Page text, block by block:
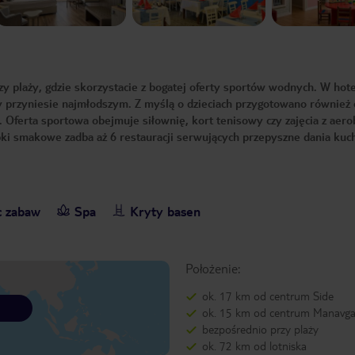
plaży, gdzie skorzystacie z bogatej oferty sportów wodnych. W
najmłodszym. Z myślą o dzieciach przygotowano również
sportowa obejmuje siłownię, kort tenisowy czy zajęcia z
smakowe zadba aż 6 restauracji serwujących przepyszne dania
zabaw Spa
Kryty basen
Położenie:
ok. 17 km od centrum Side
ok. 15 km od centrum
bezpośrednio przy plaży
ok. 72 km od lotniska